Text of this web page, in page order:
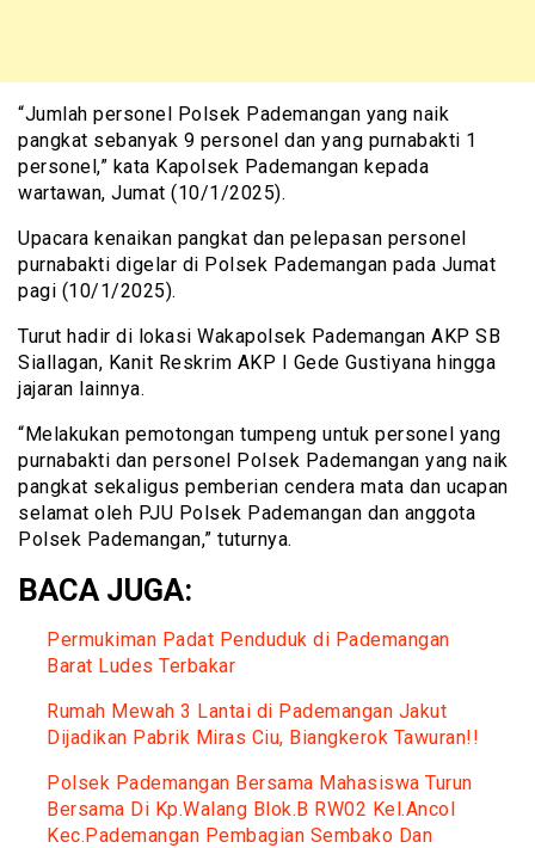
“Jumlah personel Polsek Pademangan yang naik
pangkat sebanyak 9 personel dan yang purnabakti 1
personel,” kata Kapolsek Pademangan kepada
wartawan, Jumat (10/1/2025).
Upacara kenaikan pangkat dan pelepasan personel
purnabakti digelar di Polsek Pademangan pada Jumat
pagi (10/1/2025).
Turut hadir di lokasi Wakapolsek Pademangan AKP SB
Siallagan, Kanit Reskrim AKP I Gede Gustiyana hingga
jajaran lainnya.
“Melakukan pemotongan tumpeng untuk personel yang
purnabakti dan personel Polsek Pademangan yang naik
pangkat sekaligus pemberian cendera mata dan ucapan
selamat oleh PJU Polsek Pademangan dan anggota
Polsek Pademangan,” tuturnya.
BACA JUGA:
Permukiman Padat Penduduk di Pademangan
Barat Ludes Terbakar
Rumah Mewah 3 Lantai di Pademangan Jakut
Dijadikan Pabrik Miras Ciu, Biangkerok Tawuran!!
Polsek Pademangan Bersama Mahasiswa Turun
Bersama Di Kp.Walang Blok.B RW02 Kel.Ancol
Kec.Pademangan Pembagian Sembako Dan